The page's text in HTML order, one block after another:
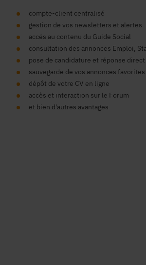
compte-client centralisé
gestion de vos newsletters et alertes
accés au contenu du Guide Social
consultation des annonces Emploi,
pose de candidature et réponse direct
sauvegarde de vos annonces favorites
dépôt de votre CV en ligne
accès et interaction sur le Forum
et bien d'autres avantages